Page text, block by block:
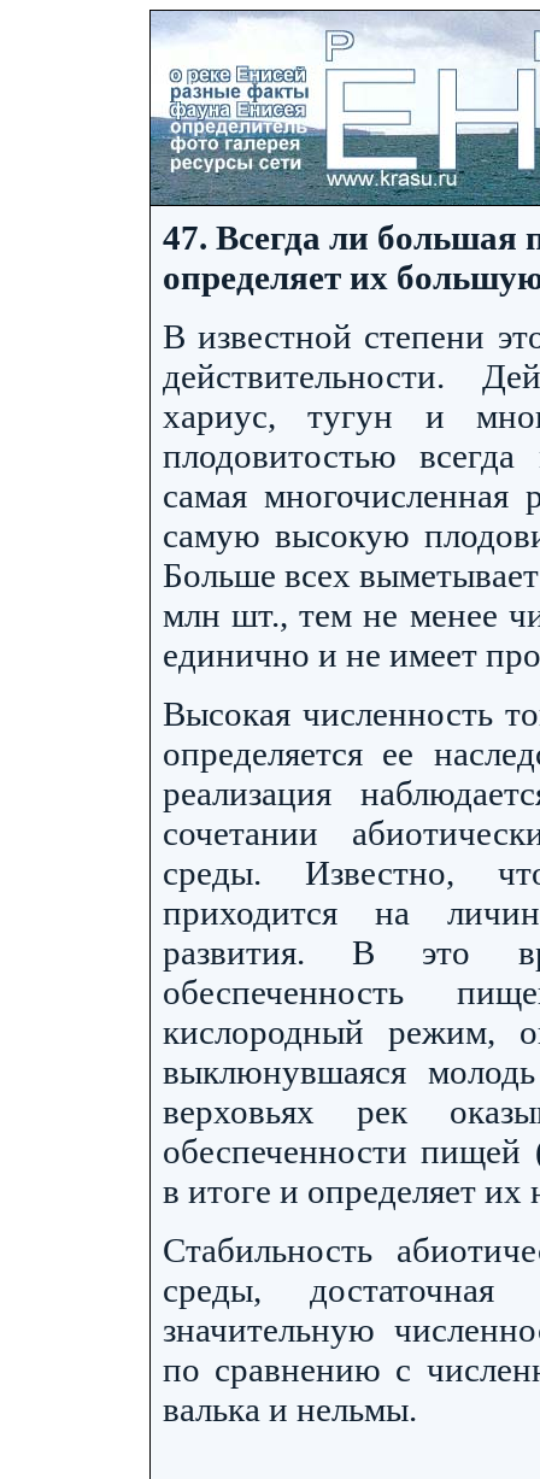
47. Всегда ли большая
определяет их
В известной степени
действительности.
хариус, тугун и
плодовитостью
самая
самую высокую
Больше всех
млн шт., тем не менее
единично и не имеет
Высокая численность
определяется ее
реализация
сочетании
среды. Известно,
приходится на
развития. В это
обеспеченность
кислородный режим,
выклюнувшаяся
верховьях рек
обеспеченности пищей
в итоге и определяет
Стабильность
среды, достаточная
значительную
по сравнению с
валька и нельмы.